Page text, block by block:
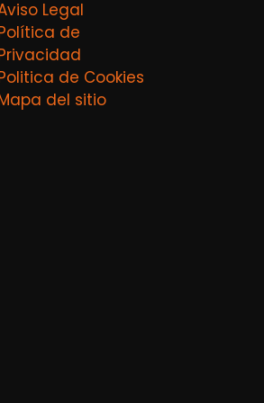
Legal
de
de Cookies
del sitio